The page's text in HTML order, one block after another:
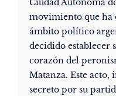
Ciudad Autónoma
movimiento que ha
ámbito político
decidido establecer
corazón del
Matanza. Este
secreto por su